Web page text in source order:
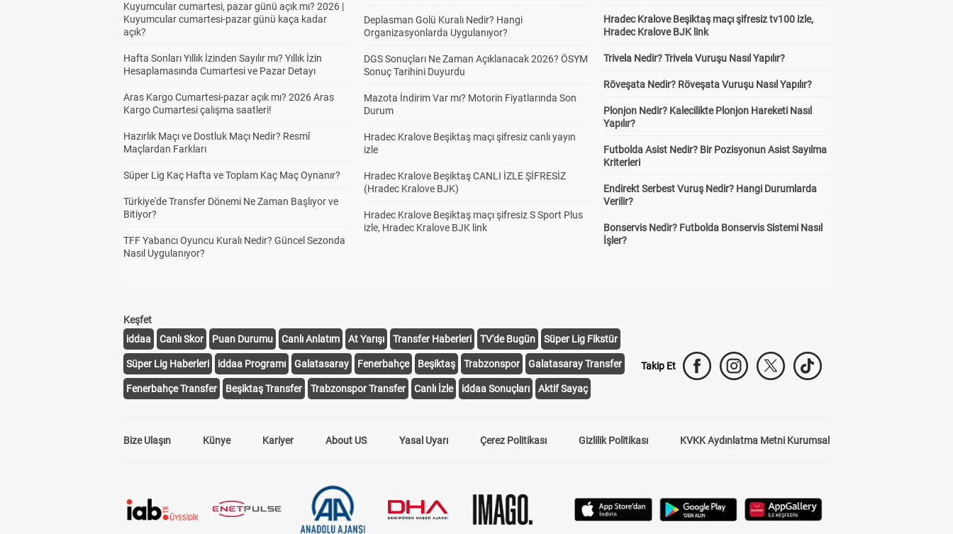
Kuyumcular cumartesi, pazar günü açık mı? 2026 |
Kuyumcular cumartesi-pazar günü kaça kadar
açık?
Hafta Sonları Yıllık İzinden Sayılır mı? Yıllık İzin
Hesaplamasında Cumartesi ve Pazar Detayı
Aras Kargo Cumartesi-pazar açık mı? 2026 Aras
Kargo Cumartesi çalışma saatleri!
Hazırlık Maçı ve Dostluk Maçı Nedir? Resmî
Maçlardan Farkları
Süper Lig Kaç Hafta ve Toplam Kaç Maç Oynanır?
Türkiye'de Transfer Dönemi Ne Zaman Başlıyor ve
Bitiyor?
TFF Yabancı Oyuncu Kuralı Nedir? Güncel Sezonda
Nasıl Uygulanıyor?
Deplasman Golü Kuralı Nedir? Hangi
Organizasyonlarda Uygulanıyor?
DGS Sonuçları Ne Zaman Açıklanacak 2026? ÖSYM
Sonuç Tarihini Duyurdu
Mazota İndirim Var mı? Motorin Fiyatlarında Son
Durum
Hradec Kralove Beşiktaş maçı şifresiz canlı yayın
izle
Hradec Kralove Beşiktaş CANLI İZLE ŞİFRESİZ
(Hradec Kralove BJK)
Hradec Kralove Beşiktaş maçı şifresiz S Sport Plus
izle, Hradec Kralove BJK link
Hradec Kralove Beşiktaş maçı şifresiz tv100 izle,
Hradec Kralove BJK link
Trivela Nedir? Trivela Vuruşu Nasıl Yapılır?
Röveşata Nedir? Röveşata Vuruşu Nasıl Yapılır?
Plonjon Nedir? Kalecilikte Plonjon Hareketi Nasıl
Yapılır?
Futbolda Asist Nedir? Bir Pozisyonun Asist Sayılma
Kriterleri
Endirekt Serbest Vuruş Nedir? Hangi Durumlarda
Verilir?
Bonservis Nedir? Futbolda Bonservis Sistemi Nasıl
İşler?
Keşfet
iddaa
Canlı Skor Puan Durumu Canlı Anlatım At Yarışı Transfer Haberleri TV'de Bugün Süper Lig Fikstür
Süper Lig Haberleri iddaa Programı Galatasaray Fenerbahçe Beşiktaş Trabzonspor Galatasaray Transfer
Fenerbahçe Transfer Beşiktaş Transfer Trabzonspor Transfer Canlı İzle iddaa Sonuçları Aktif Sayaç
Takip Et
Bize Ulaşın Künye Kariyer About US Yasal Uyarı Çerez Politikası Gizlilik Politikası KVKK Aydınlatma Metni Kurumsal